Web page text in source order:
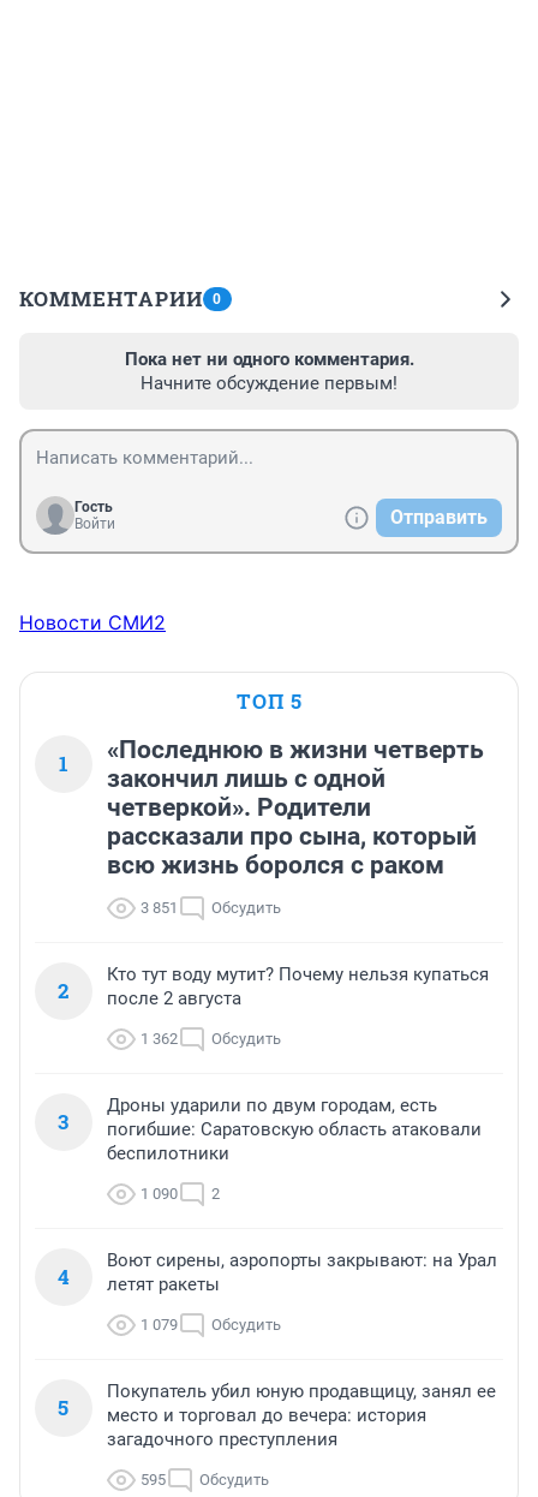
КОММЕНТАРИИ 0
Пока нет ни одного комментария.
Начните обсуждение первым!
Гость
Войти
Отправить
Новости СМИ2
ТОП 5
1
«Последнюю в жизни четверть
закончил лишь с одной
четверкой». Родители
рассказали про сына, который
всю жизнь боролся с раком
3 851 Обсудить
2
Кто тут воду мутит? Почему нельзя купаться
после 2 августа
1 362 Обсудить
3
Дроны ударили по двум городам, есть
погибшие: Саратовскую область атаковали
беспилотники
1 090 2
4
Воют сирены, аэропорты закрывают: на Урал
летят ракеты
1 079 Обсудить
5
Покупатель убил юную продавщицу, занял ее
место и торговал до вечера: история
загадочного преступления
595 Обсудить